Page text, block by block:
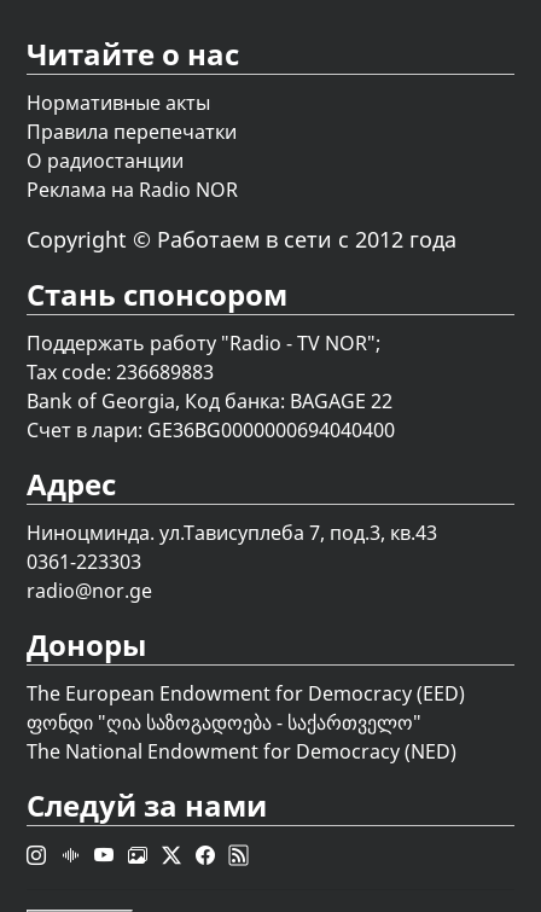
Читайте о нас
Нормативные акты
Правила перепечатки
О радиостанции
Реклама на Radio NOR
Copyright © Работаем в сети с 2012 года
Стань спонсором
Поддержать работу "Radio - TV NOR";
Tax code: 236689883
Bank of Georgia, Код банка: BAGAGE 22
Счет в лари: GE36BG0000000694040400
Адрес
Ниноцминда. ул.Тависуплеба 7, под.3, кв.43
0361-223303
radio@nor.ge
Доноры
The European Endowment for Democracy (EED)
ფონდი "ღია საზოგადოება - საქართველო"
The National Endowment for Democracy (NED)
Следуй за нами